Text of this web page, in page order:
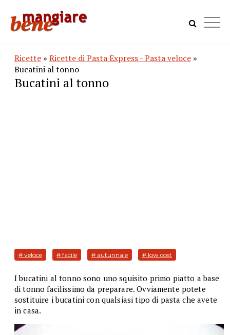
Ricette » Ricette di Pasta Express - Pasta veloce »
Bucatini al tonno
Bucatini al tonno
# veloce # facile # autunnale # low cost
I bucatini al tonno sono uno squisito primo piatto a base
di tonno facilissimo da preparare. Ovviamente potete
sostituire i bucatini con qualsiasi tipo di pasta che avete
in casa.